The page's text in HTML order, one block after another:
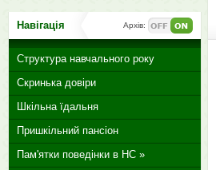
Навігація Архів:
Структура навчального року
Скринька довіри
Шкільна їдальня
Пришкільний пансіон
Пам'ятки поведінки в НС »